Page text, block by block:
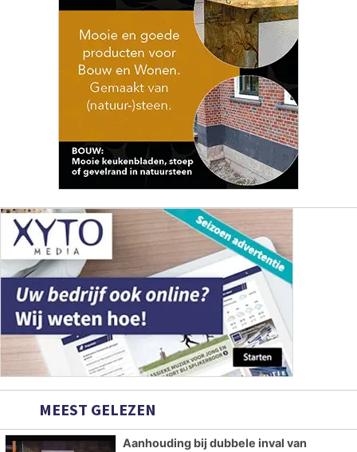
MEEST GELEZEN
Aanhouding bij dubbele inval van